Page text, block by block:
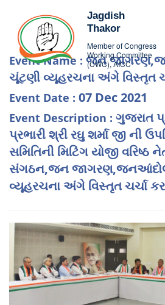
Jagdish
Thakor
Member of Congress
Working Committee
(CWC), AICC
Event Name : જન
ચૂંટણી વ્યૂહરચના અંગે વિસ્તૃત
Event Date : 07 Dec 2021
Event Description : ગુજરાત
પ્રભારી શ્રી રઘુ શર્મા જી ની
સમિતિની મિટિંગ યોજી વરિષ્ઠ
સંગઠન,જન
વ્યૂહરચના અંગે વિસ્તૃત ચર્ચા